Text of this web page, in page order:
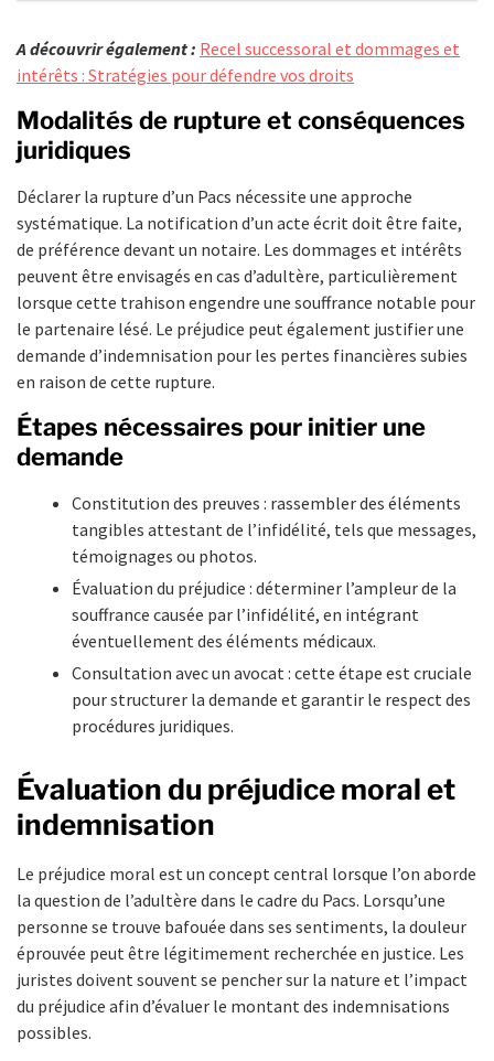
A découvrir également : Recel successoral et dommages et
intérêts : Stratégies pour défendre vos droits
Modalités de rupture et conséquences
juridiques
Déclarer la rupture d’un Pacs nécessite une approche
systématique. La notification d’un acte écrit doit être faite,
de préférence devant un notaire. Les dommages et intérêts
peuvent être envisagés en cas d’adultère, particulièrement
lorsque cette trahison engendre une souffrance notable pour
le partenaire lésé. Le préjudice peut également justifier une
demande d’indemnisation pour les pertes financières subies
en raison de cette rupture.
Étapes nécessaires pour initier une
demande
Constitution des preuves : rassembler des éléments
tangibles attestant de l’infidélité, tels que messages,
témoignages ou photos.
Évaluation du préjudice : déterminer l’ampleur de la
souffrance causée par l’infidélité, en intégrant
éventuellement des éléments médicaux.
Consultation avec un avocat : cette étape est cruciale
pour structurer la demande et garantir le respect des
procédures juridiques.
Évaluation du préjudice moral et
indemnisation
Le préjudice moral est un concept central lorsque l’on aborde
la question de l’adultère dans le cadre du Pacs. Lorsqu’une
personne se trouve bafouée dans ses sentiments, la douleur
éprouvée peut être légitimement recherchée en justice. Les
juristes doivent souvent se pencher sur la nature et l’impact
du préjudice afin d’évaluer le montant des indemnisations
possibles.